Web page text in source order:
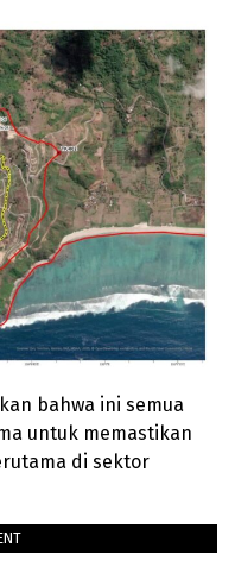
bahwa ini semua
untuk memastikan
di sektor